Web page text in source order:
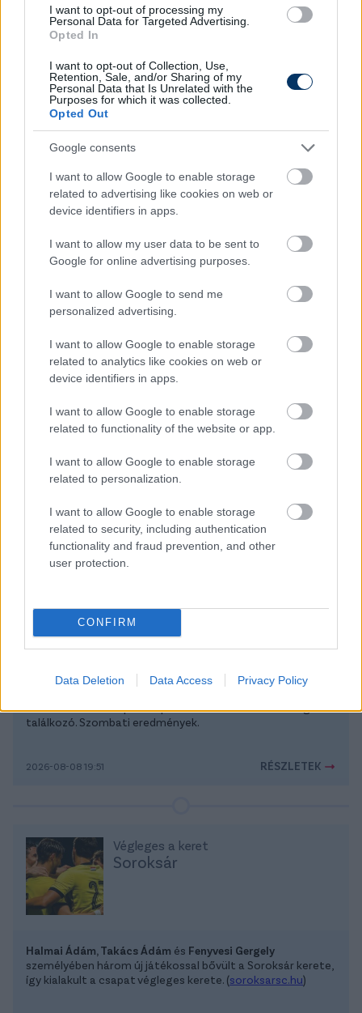
I want to opt-out of processing my
Personal Data for Targeted Advertising.
Opted In
I want to opt-out of Collection, Use,
Retention, Sale, and/or Sharing of my
Personal Data that Is Unrelated with the
Purposes for which it was collected.
Opted Out
Google consents
I want to allow Google to enable storage
related to advertising like cookies on web or
device identifiers in apps.
I want to allow my user data to be sent to
Google for online advertising purposes.
I want to allow Google to send me
personalized advertising.
I want to allow Google to enable storage
related to analytics like cookies on web or
device identifiers in apps.
I want to allow Google to enable storage
related to functionality of the website or app.
I want to allow Google to enable storage
related to personalization.
I want to allow Google to enable storage
related to security, including authentication
functionality and fraud prevention, and other
user protection.
CONFIRM
Data Deletion Data Access Privacy Policy
Fradi: "Az elején »belehaltam« ebbe" - A nagy
vállalás? Kritikák? Tóth Alex és Vitályos? - interjú
nem NB III-as vezető vagyok" - a
sportigazgató, aki visszaszerezte az ETO-nak
az 1 millió eurós csatárt
A Diósgyőrből menesztett Vignjevic: "Azt
Gera Dániel: "Nem sokan bontották volna fel
azt a szerződést" - interjú a Fradiról, a
Diósgyőrről és Csernus sosem hallott
TOVÁBBI INTERJÚK
NB II-hírek
Eredmények
Mezőkövesdet. Öt piros lapot hozott a Videoton-Szeged
találkozó. Szombati eredmények.
2026-08-08 19:51 RÉSZLETEK
Végleges a keret
Soroksár
Halmai Ádám, Takács Ádám és Fenyvesi Gergely
személyében három új játékossal bővült a Soroksár kerete,
így kialakult a csapat végleges kerete. (soroksarsc.hu)